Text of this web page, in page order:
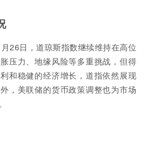
26日，道琼斯指数继续维持在高位
压力、地缘风险等多重挑战，但得
和稳健的经济增长，道指依然展现
，美联储的货币政策调整也为市场